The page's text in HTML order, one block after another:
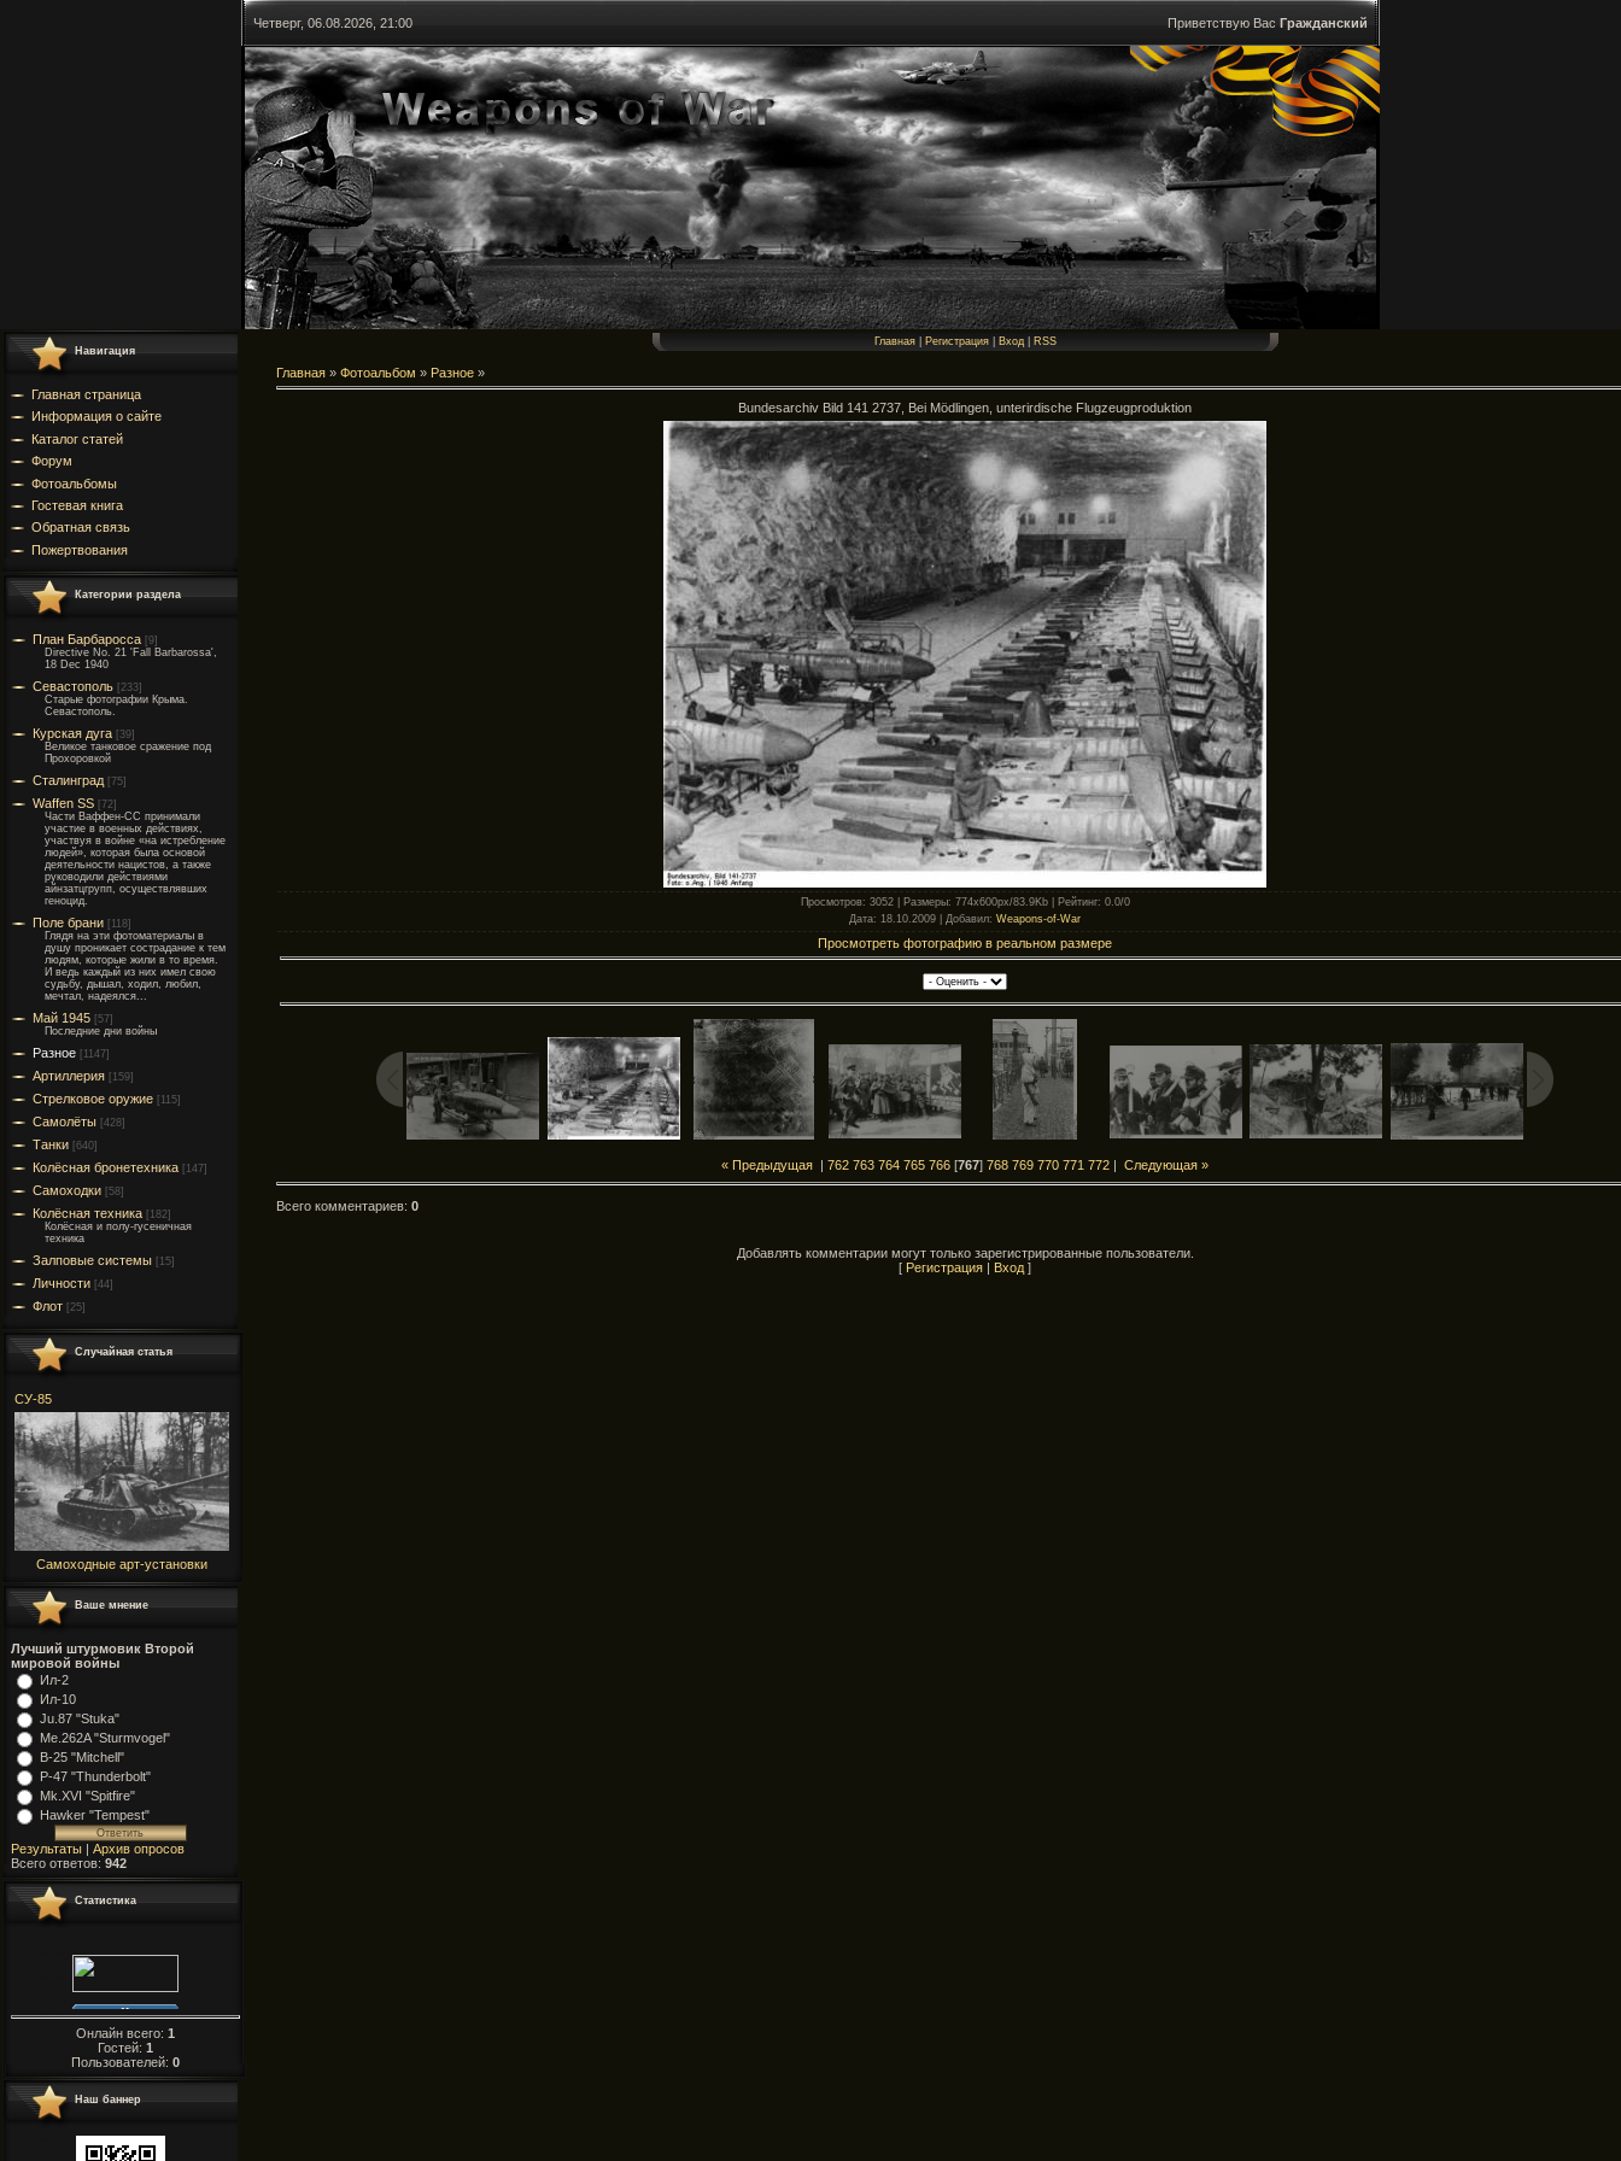
Четверг, 06.08.2026, 21:00 Приветствую Вас Гражданский
Навигация
Главная страница
Информация о сайте
Каталог статей
Форум
Фотоальбомы
Гостевая книга
Обратная связь
Пожертвования
Категории раздела
План Барбаросса [9]
Directive No. 21 'Fall Barbarossa',
18 Dec 1940
Севастополь [233]
Старые фотографии Крыма.
Севастополь.
Курская дуга [39]
Великое танковое сражение под
Прохоровкой
Сталинград [75]
Waffen SS [72]
Части Ваффен-СС принимали
участие в военных действиях,
участвуя в войне «на истребление
людей», которая была основой
деятельности нацистов, а также
руководили действиями
айнзатцгрупп, осуществлявших
геноцид.
Поле брани
[118]
Глядя на эти фотоматериалы в
душу проникает сострадание к тем
людям, которые жили в то время.
И ведь каждый из них имел свою
судьбу, дышал, ходил, любил,
мечтал, надеялся...
Май 1945 [57]
Последние дни войны
Разное [1147]
Артиллерия [159]
Стрелковое оружие [115]
Самолёты [428]
Танки [640]
Колёсная бронетехника [147]
Самоходки [58]
Колёсная техника
[182]
Колёсная и полу-гусеничная
техника
Залповые системы [15]
Личности [44]
Флот [25]
Случайная статья
СУ-85
Самоходные арт-установки
Ваше мнение
Лучший штурмовик Второй
мировой войны
Ил-2
Ил-10
Ju.87 "Stuka"
Me.262A "Sturmvogel"
В-25 "Mitchell"
Р-47 "Thunderbolt"
Mk.XVI "Spitfire"
Hawker "Tempest"
Результаты | Архив опросов
Всего ответов: 942
Статистика
Онлайн всего: 1
Гостей: 1
Пользователей: 0
Наш баннер
Главная| Регистрация| Вход| RSS
Главная » Фотоальбом » Разное »
Bundesarchiv Bild 141 2737, Bei Mödlingen, unterirdische Flugzeugproduktion
Просмотров: 3052 | Размеры: 774x600px/83.9Kb | Рейтинг: 0.0/0
Дата: 18.10.2009 | Добавил: Weapons-of-War
Просмотреть фотографию в реальном размере
« Предыдущая | 762 763 764 765 766 [767] 768 769 770 771 772 | Следующая »
Всего комментариев: 0
Добавлять комментарии могут только зарегистрированные пользователи.
[ Регистрация Вход ]